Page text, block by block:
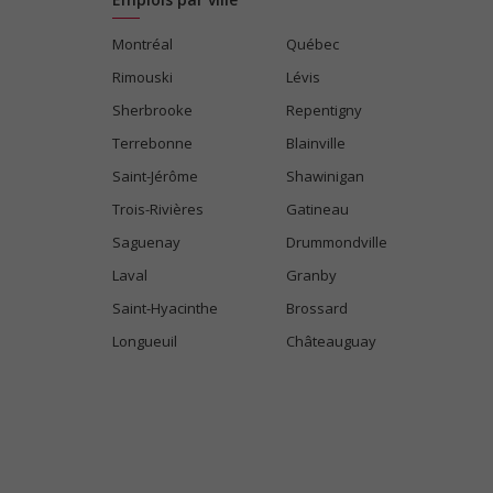
Montréal
Québec
Rimouski
Lévis
Sherbrooke
Repentigny
Terrebonne
Blainville
Saint-Jérôme
Shawinigan
Trois-Rivières
Gatineau
Saguenay
Drummondville
Laval
Granby
Saint-Hyacinthe
Brossard
Longueuil
Châteauguay